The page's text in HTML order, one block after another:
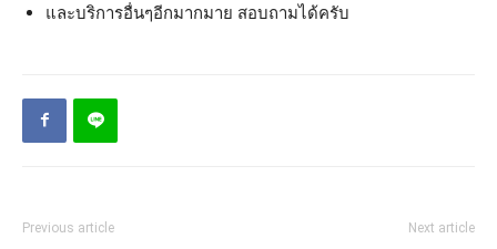
และบริการอื่นๆอีกมากมาย สอบถามได้ครับ
Previous article Next article